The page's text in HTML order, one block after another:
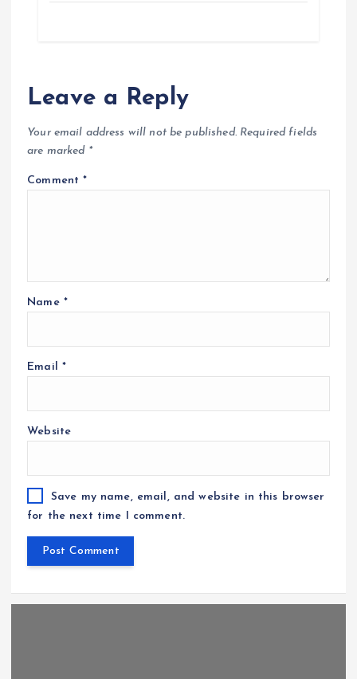
Leave a Reply
Your email address will not be published. Required fields
are marked *
Comment*
Name *
Email *
Website
Save my name, email, and website in this browser
for the next time I comment.